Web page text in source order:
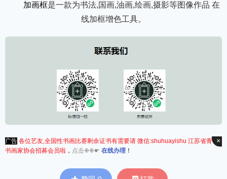
加画框是一款为书法,国画,油画,绘画,摄影等图像作品 在
线加框增色工具。
广告 各位艺友,全国性书画比赛剩余证书有需要请 微信:shuhuayishu 江苏省青年
书画家协会招募会员啦 ， 点击❉❉☛ 在线办理 ！
×